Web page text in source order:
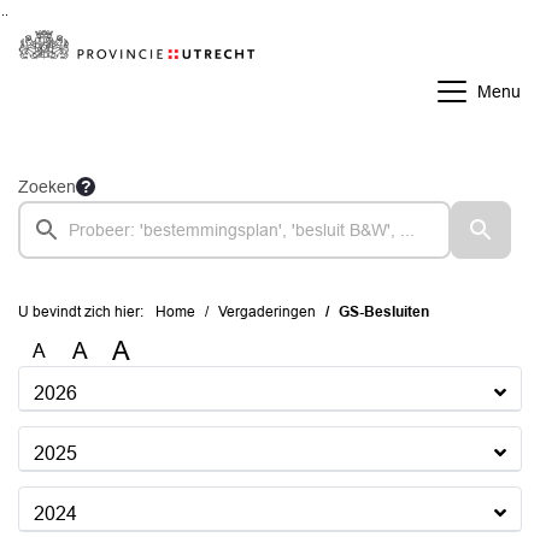
Menu
Zoeken
U bevindt zich hier: Home Vergaderingen GS-Besluiten
A A A
2026
2025
2024